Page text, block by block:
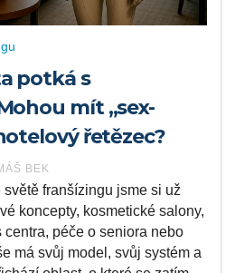
potká s
mít „sex-
řetězec?
BEK
franšízingu jsme si už
koncepty, kosmetické salony,
péče o seniora nebo
má svůj model, svůj systém a